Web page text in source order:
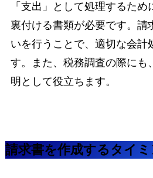
「支出」として処理するた
裏付ける書類が必要です。請
いを行うことで、適切な会計
す。また、税務調査の際にも
明として役立ちます。
請求書を作成するタイ